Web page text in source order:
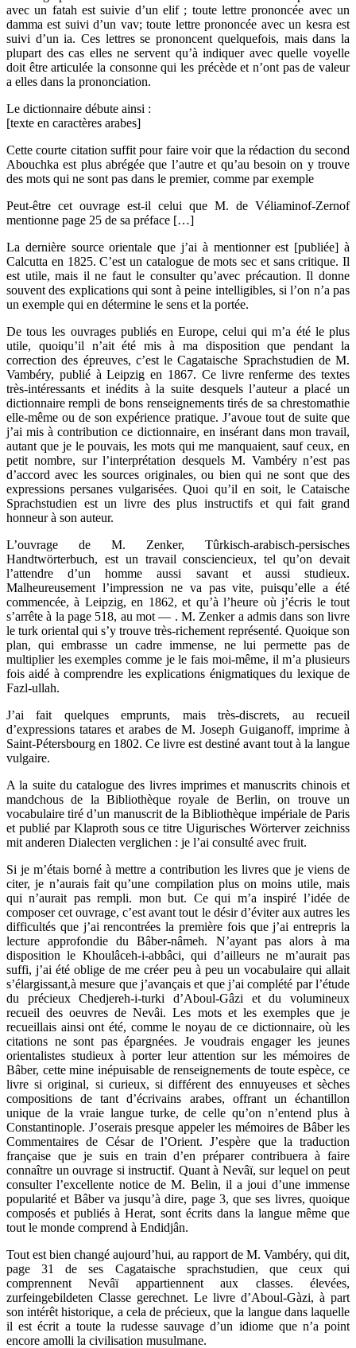
avec un fatah est suivie d’un elif ; toute lettre prononcée avec un
damma est suivi d’un vav; toute lettre prononcée avec un kesra est
suivi d’un ia. Ces lettres se prononcent quelquefois, mais dans la
plupart des cas elles ne servent qu’à indiquer avec quelle voyelle
doit être articulée la consonne qui les précède et n’ont pas de valeur
a elles dans la prononciation.
Le dictionnaire débute ainsi :
[texte en caractères arabes]
Cette courte citation suffit pour faire voir que la rédaction du second
Abouchka est plus abrégée que l’autre et qu’au besoin on y trouve
des mots qui ne sont pas dans le premier, comme par exemple
Peut-être cet ouvrage est-il celui que M. de Véliaminof-Zernof
mentionne page 25 de sa préface […]
La dernière source orientale que j’ai à mentionner est [publiée] à
Calcutta en 1825. C’est un catalogue de mots sec et sans critique. Il
est utile, mais il ne faut le consulter qu’avec précaution. Il donne
souvent des explications qui sont à peine intelligibles, si l’on n’a pas
un exemple qui en détermine le sens et la portée.
De tous les ouvrages publiés en Europe, celui qui m’a été le plus
utile, quoiqu’il n’ait été mis à ma disposition que pendant la
correction des épreuves, c’est le Cagataische Sprachstudien de M.
Vambéry, publié à Leipzig en 1867. Ce livre renferme des textes
très-intéressants et inédits à la suite desquels l’auteur a placé un
dictionnaire rempli de bons renseignements tirés de sa chrestomathie
elle-même ou de son expérience pratique. J’avoue tout de suite que
j’ai mis à contribution ce dictionnaire, en insérant dans mon travail,
autant que je le pouvais, les mots qui me manquaient, sauf ceux, en
petit nombre, sur l’interprétation desquels M. Vambéry n’est pas
d’accord avec les sources originales, ou bien qui ne sont que des
expressions persanes vulgarisées. Quoi qu’il en soit, le Cataische
Sprachstudien est un livre des plus instructifs et qui fait grand
honneur à son auteur.
L’ouvrage de M. Zenker, Tûrkisch-arabisch-persisches
Handtwörterbuch, est un travail consciencieux, tel qu’on devait
l’attendre d’un homme aussi savant et aussi studieux.
Malheureusement l’impression ne va pas vite, puisqu’elle a été
commencée, à Leipzig, en 1862, et qu’à l’heure où j’écris le tout
s’arrête à la page 518, au mot — . M. Zenker a admis dans son livre
le turk oriental qui s’y trouve très-richement représenté. Quoique son
plan, qui embrasse un cadre immense, ne lui permette pas de
multiplier les exemples comme je le fais moi-même, il m’a plusieurs
fois aidé à comprendre les explications énigmatiques du lexique de
Fazl-ullah.
J’ai fait quelques emprunts, mais très-discrets, au recueil
d’expressions tatares et arabes de M. Joseph Guiganoff, imprime à
Saint-Pétersbourg en 1802. Ce livre est destiné avant tout à la langue
vulgaire.
A la suite du catalogue des livres imprimes et manuscrits chinois et
mandchous de la Bibliothèque royale de Berlin, on trouve un
vocabulaire tiré d’un manuscrit de la Bibliothèque impériale de Paris
et publié par Klaproth sous ce titre Uigurisches Wörterver zeichniss
mit anderen Dialecten verglichen : je l’ai consulté avec fruit.
Si je m’étais borné à mettre a contribution les livres que je viens de
citer, je n’aurais fait qu’une compilation plus on moins utile, mais
qui n’aurait pas rempli. mon but. Ce qui m’a inspiré l’idée de
composer cet ouvrage, c’est avant tout le désir d’éviter aux autres les
difficultés que j’ai rencontrées la première fois que j’ai entrepris la
lecture approfondie du Bâber-nâmeh. N’ayant pas alors à ma
disposition le Khoulâceh-i-abbâci, qui d’ailleurs ne m’aurait pas
suffi, j’ai été oblige de me créer peu à peu un vocabulaire qui allait
s’élargissant,à mesure que j’avançais et que j’ai complété par l’étude
du précieux Chedjereh-i-turki d’Aboul-Gâzi et du volumineux
recueil des oeuvres de Nevâi. Les mots et les exemples que je
recueillais ainsi ont été, comme le noyau de ce dictionnaire, où les
citations ne sont pas épargnées. Je voudrais engager les jeunes
orientalistes studieux à porter leur attention sur les mémoires de
Bâber, cette mine inépuisable de renseignements de toute espèce, ce
livre si original, si curieux, si différent des ennuyeuses et sèches
compositions de tant d’écrivains arabes, offrant un échantillon
unique de la vraie langue turke, de celle qu’on n’entend plus à
Constantinople. J’oserais presque appeler les mémoires de Bâber les
Commentaires de César de l’Orient. J’espère que la traduction
française que je suis en train d’en préparer contribuera à faire
connaître un ouvrage si instructif. Quant à Nevâï, sur lequel on peut
consulter l’excellente notice de M. Belin, il a joui d’une immense
popularité et Bâber va jusqu’à dire, page 3, que ses livres, quoique
composés et publiés à Herat, sont écrits dans la langue même que
tout le monde comprend à Endidjân.
Tout est bien changé aujourd’hui, au rapport de M. Vambéry, qui dit,
page 31 de ses Cagataische sprachstudien, que ceux qui
comprennent Nevâï appartiennent aux classes. élevées,
zurfeingebildeten Classe gerechnet. Le livre d’Aboul-Gàzi, à part
son intérêt historique, a cela de précieux, que la langue dans laquelle
il est écrit a toute la rudesse sauvage d’un idiome que n’a point
encore amolli la civilisation musulmane.